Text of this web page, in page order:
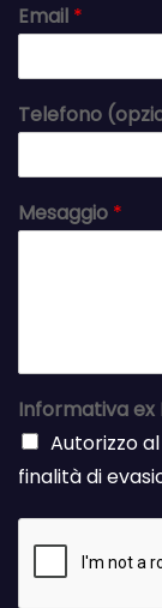
Email *
Telefono
Mesaggio *
Informativa ex
Autorizzo
finalità di